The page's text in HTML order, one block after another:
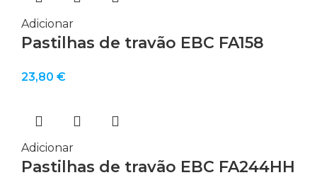
Adicionar
Pastilhas de travão EBC FA158
23,80 €
Adicionar
Pastilhas de travão EBC FA244HH